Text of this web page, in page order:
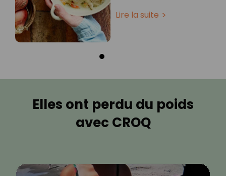
Lire la suite
Elles ont perdu du poids
avec CROQ